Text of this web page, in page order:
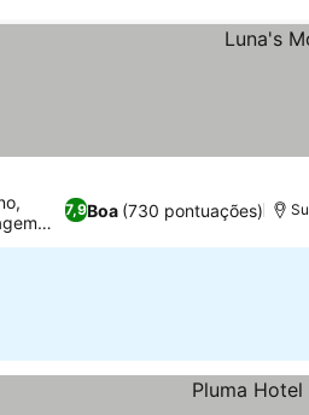
7,9Boa (730 pontuações)